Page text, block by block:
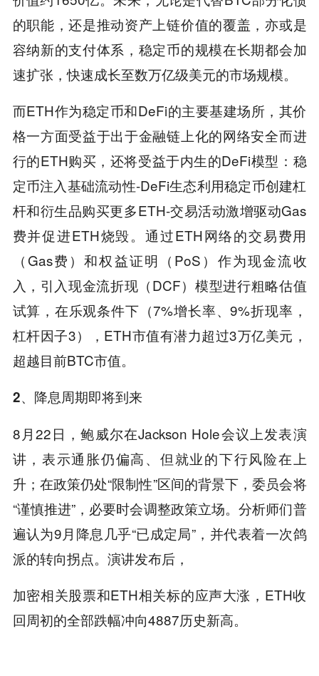
的职能，还是推动资产上链价值的覆盖，亦或是
容纳新的支付体系，稳定币的规模在长期都会加
速扩张，快速成长至数万亿级美元的市场规模。
而ETH作为稳定币和DeFi的主要基建场所，其价
格一方面受益于出于金融链上化的网络安全而进
行的ETH购买，还将受益于内生的DeFi模型：稳
定币注入基础流动性-DeFi生态利用稳定币创建杠
杆和衍生品购买更多ETH-交易活动激增驱动Gas
费并促进ETH烧毁。通过ETH网络的交易费用
（Gas费）和权益证明（PoS）作为现金流收
入，引入现金流折现（DCF）模型进行粗略估值
试算，在乐观条件下（7%增长率、9%折现率，
杠杆因子3），ETH市值有潜力超过3万亿美元，
超越目前BTC市值。
2、降息周期即将到来
8月22日，鲍威尔在Jackson Hole会议上发表演
讲，表示通胀仍偏高、但就业的下行风险在上
升；在政策仍处“限制性”区间的背景下，委员会将
“谨慎推进”，必要时会调整政策立场。分析师们普
遍认为9月降息几乎“已成定局”，并代表着一次鸽
派的转向拐点。演讲发布后，
加密相关股票和ETH相关标的应声大涨，ETH收
回周初的全部跌幅冲向4887历史新高。